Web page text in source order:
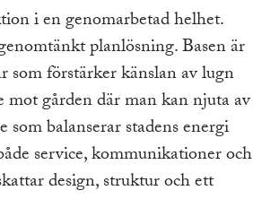
i en genomarbetad helhet.
planlösning. Basen är
som förstärker känslan av lugn
mot gården där man kan njuta av
balanserar stadens energi
service, kommunikationer och
design, struktur och ett